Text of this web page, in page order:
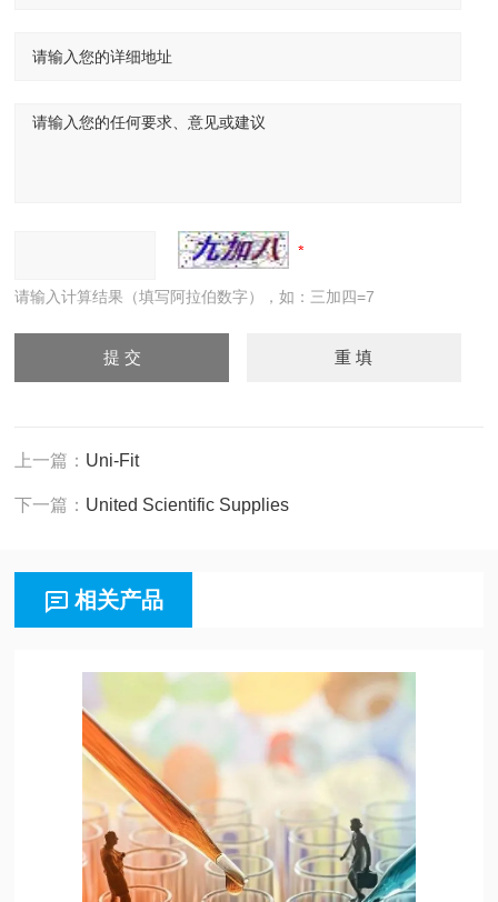
请输入计算结果（填写阿拉伯数字），如：三加四=7
上一篇： Uni-Fit
下一篇： United Scientific Supplies
相关产品